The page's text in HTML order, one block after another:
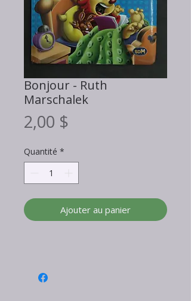
Bonjour - Ruth
Marschalek
2,00 $
Quantité *
Ajouter au panier